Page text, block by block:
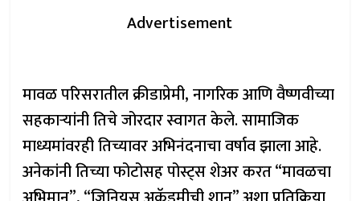
Advertisement
मावळ परिसरातील क्रीडाप्रेमी, नागरिक आणि वैष्णवीच्या
सहकाऱ्यांनी तिचे जोरदार स्वागत केले. सामाजिक
माध्यमांवरही तिच्यावर अभिनंदनाचा वर्षाव झाला आहे.
अनेकांनी तिच्या फोटोसह पोस्ट्स शेअर करत “मावळचा